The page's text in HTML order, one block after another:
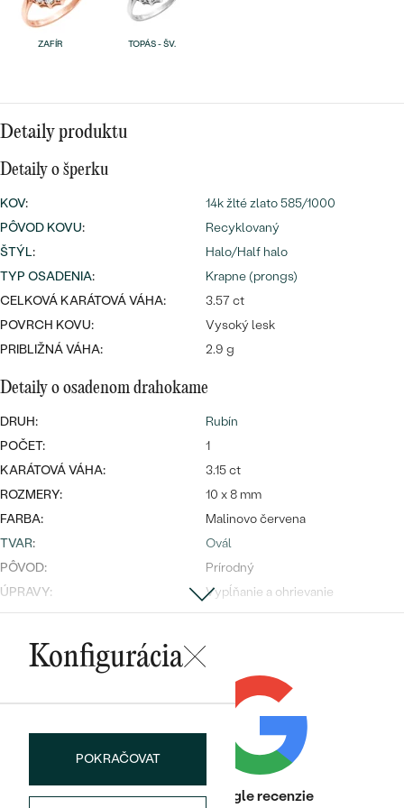
Wave kolekcia
PODĽA TVARU DRAHOKAMU
DIAMANTY
Bestsellery
náušnice
Personalizované
prívesky
OBJAVIŤ
Najpredávanejšie
ZAFÍR TOPÁS - ŠV.
Detaily produktu
Detaily o šperku
KOV:
14k žlté zlato 585/1000
PÔVOD KOVU:
Recyklovaný
ŠTÝL:
Halo/Half halo
TYP OSADENIA:
Krapne (prongs)
CELKOVÁ KARÁTOVÁ VÁHA:
3.57 ct
POVRCH KOVU:
Vysoký lesk
PRIBLIŽNÁ VÁHA:
2.9 g
Detaily o osadenom drahokame
DRUH:
Rubín
POČET:
1
KARÁTOVÁ VÁHA:
3.15 ct
ROZMERY:
10 x 8 mm
FARBA:
Malinovo červena
TVAR:
Ovál
PÔVOD:
Prírodný
ÚPRAVY:
Vypĺňanie a ohrievanie
DRUH:
0.42 ct
ROZMERY:
2 mm
ČISTOTA:
SI
Konfigurácia
POKRAČOVAT
Heuréka recenzieGoogle recenzie